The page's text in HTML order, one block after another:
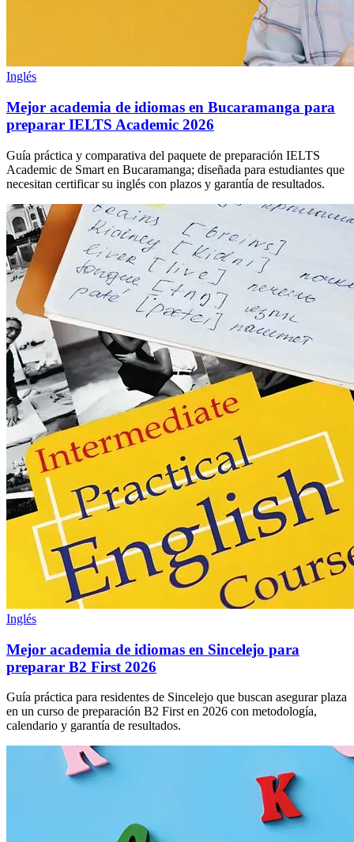
Inglés
Mejor academia de idiomas en Bucaramanga para
preparar IELTS Academic 2026
Guía práctica y comparativa del paquete de preparación IELTS
Academic de Smart en Bucaramanga; diseñada para estudiantes que
necesitan certificar su inglés con plazos y garantía de resultados.
Inglés
Mejor academia de idiomas en Sincelejo para
preparar B2 First 2026
Guía práctica para residentes de Sincelejo que buscan asegurar plaza
en un curso de preparación B2 First en 2026 con metodología,
calendario y garantía de resultados.